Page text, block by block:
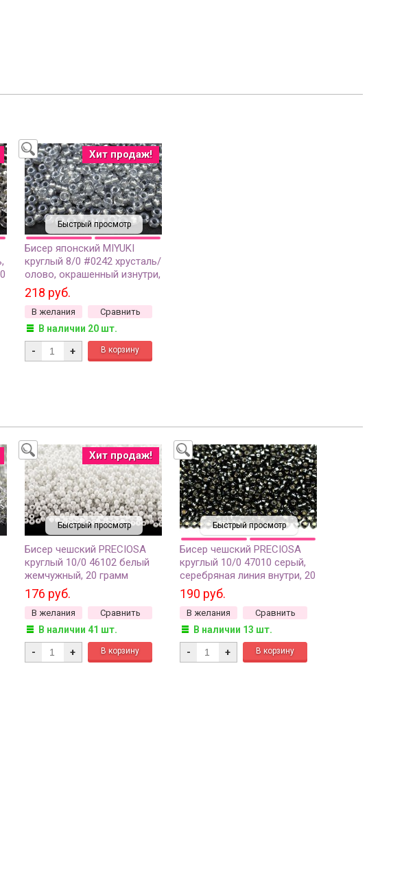
Быстрый просмотр
Хит продаж!
Бисер японский MIYUKI
круглый 8/0 #0242 хрусталь/
олово, окрашенный изнутри,
10 грамм
218 руб.
В желания Сравнить
В наличии 20 шт.
- +
Быстрый просмотр
Хит продаж!
Бисер чешский PRECIOSA
круглый 10/0 46102 белый
жемчужный, 20 грамм
176 руб.
В желания Сравнить
В наличии 41 шт.
- +
Быстрый просмотр
Бисер чешский PRECIOSA
круглый 10/0 47010 серый,
серебряная линия внутри, 20
грамм
190 руб.
В желания Сравнить
В наличии 13 шт.
- +